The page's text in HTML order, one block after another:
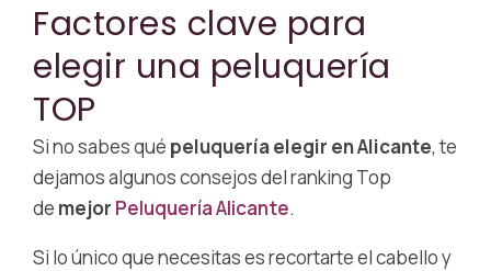
Factores clave para
elegir una peluquería
TOP
Si no sabes qué peluquería elegir en Alicante, te
dejamos algunos consejos del ranking Top
de mejor Peluquería Alicante.
Si lo único que necesitas es recortarte el cabello y